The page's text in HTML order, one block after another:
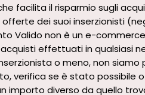
facilita il risparmio sugli
dei suoi inserzionisti
Valido non è un e-
effettuati in qualsiasi
o meno, non
verifica se è stato possibile
importo diverso da quello